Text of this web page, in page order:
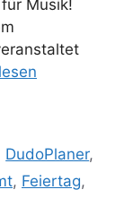
Musik!
DudoPlaner,
, Feiertag,